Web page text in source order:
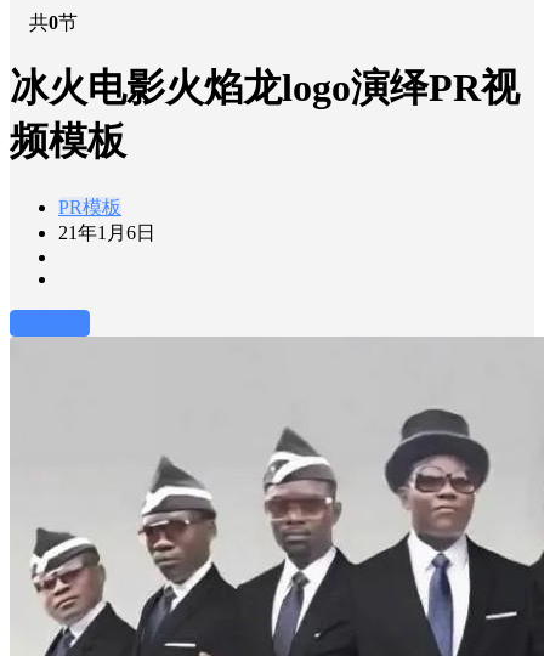
共0节
冰火电影火焰龙logo演绎PR视
频模板
PR模板
21年1月6日